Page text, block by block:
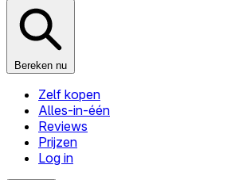
Bereken nu
Zelf kopen
Alles-in-één
Reviews
Prijzen
Log in